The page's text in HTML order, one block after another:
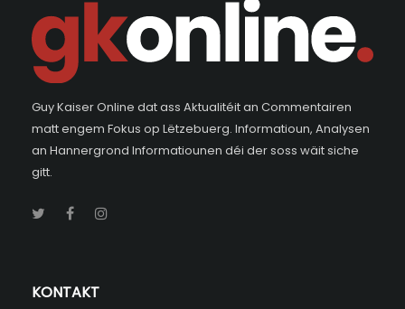
Guy Kaiser Online dat ass Aktualitéit an Commentairen
matt engem Fokus op Lëtzebuerg. Informatioun, Analysen
an Hannergrond Informatiounen déi der soss wäit siche
gitt.
KONTAKT